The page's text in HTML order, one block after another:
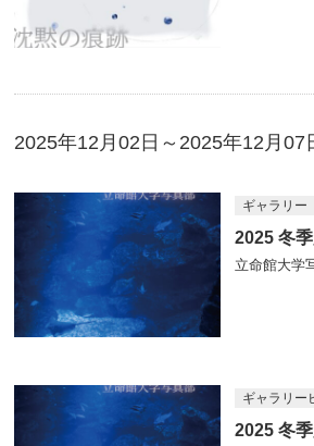
2025年12月02日～2025年12月07
ギャラリー
2025 冬
立命館大学
ギャラリー
2025 冬